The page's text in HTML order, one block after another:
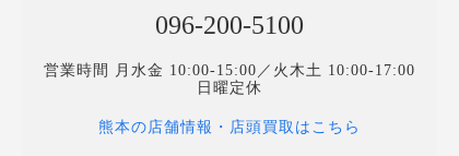
096-200-5100
営業時間 月水金 10:00-15:00／火木土 10:00-17:00
日曜定休
熊本の店舗情報・店頭買取はこちら